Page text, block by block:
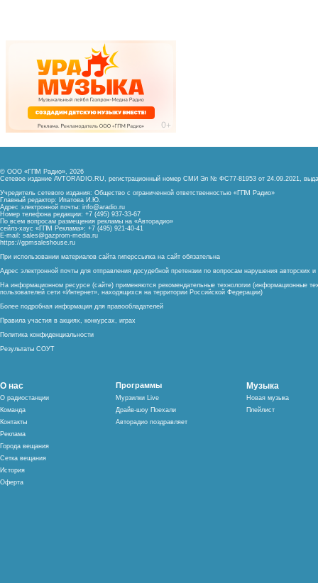
© ООО «ГПМ Радио», 2026
Сетевое издание AVTORADIO.RU, регистрационный номер СМИ Эл № ФС77-81953 от 24.09.2021,
Учредитель сетевого издания: Общество с ограниченной ответственностью «ГПМ Радио»
Главный редактор: Ипатова И.Ю.
Адрес электронной почты: info@aradio.ru
Номер телефона редакции: +7 (495) 937-33-67
По всем вопросам размещения рекламы на «Авторадио»
сейлз-хаус «ГПМ Реклама»: +7 (495) 921-40-41
E-mail: sales@gazprom-media.ru
https://gpmsaleshouse.ru
При использовании материалов сайта гиперссылка на сайт обязательна
Адрес электронной почты для отправления досудебной претензии по вопросам нарушения авторских
На информационном ресурсе (сайте) применяются рекомендательные технологии (информационные
пользователей сети «Интернет», находящихся на территории Российской Федерации)
Более подробная информация для правообладателей
Правила участия в акциях, конкурсах, играх
Политика конфиденциальности
Результаты СОУТ
О нас
О радиостанции
Команда
Контакты
Реклама
Города вещания
Сетка вещания
История
Оферта
Программы
Мурзилки Live
Драйв-шоу Поехали
Авторадио поздравляет
Музыка
Новая музыка
Плейлист